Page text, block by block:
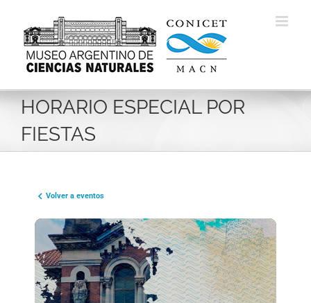
content
HORARIO ESPECIAL POR
FIESTAS
Volver a eventos